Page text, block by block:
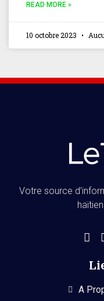
READ MORE »
10 octobre 2023
Votre source
A